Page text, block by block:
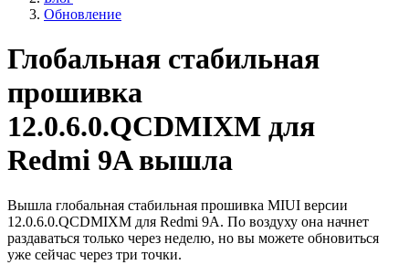
Обновление
Глобальная стабильная
прошивка
12.0.6.0.QCDMIXM для
Redmi 9A вышла
Вышла глобальная стабильная прошивка MIUI версии
12.0.6.0.QCDMIXM для Redmi 9A. По воздуху она начнет
раздаваться только через неделю, но вы можете обновиться
уже сейчас через три точки.